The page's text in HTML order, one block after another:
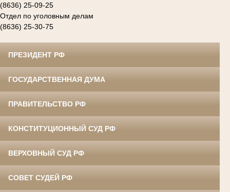
(8636) 25-09-25
Отдел по уголовным делам
(8636) 25-30-75
ПРЕЗИДЕНТ РФ
ГОСУДАРСТВЕННАЯ ДУМА
ПРАВИТЕЛЬСТВО РФ
КОНСТИТУЦИОННЫЙ СУД РФ
ВЕРХОВНЫЙ СУД РФ
СОВЕТ СУДЕЙ РФ